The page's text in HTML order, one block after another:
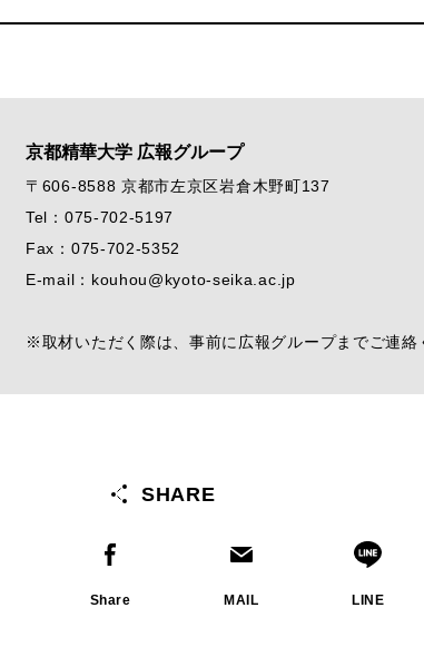
京都精華大学 広報グループ
〒606-8588 京都市左京区岩倉木野町137
Tel：075-702-5197
Fax：075-702-5352
E-mail：kouhou@kyoto-seika.ac.jp
※取材いただく際は、事前に広報グループまでご連絡
SHARE
Share MAIL LINE